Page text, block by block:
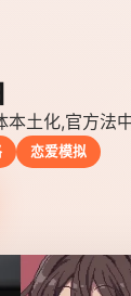
本土化,官方法
恋爱模拟